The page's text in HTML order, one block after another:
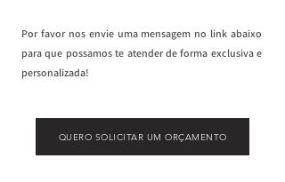
Por favor nos envie uma mensagem no link abaixo
para que possamos te atender de forma exclusiva e
personalizada!
QUERO SOLICITAR UM ORÇAMENTO